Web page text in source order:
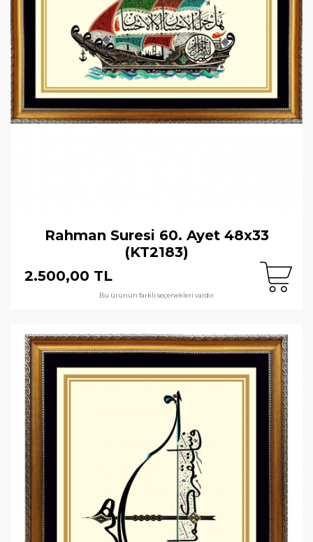
Rahman Suresi 60. Ayet 48x33
(KT2183)
2.500,00 TL
Bu ürünün farklı seçenekleri vardır